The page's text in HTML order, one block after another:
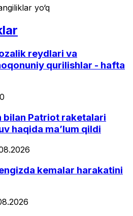
yo‘q
reydlari va
qurilishlar - hafta
bilan Patriot raketalari
haqida ma’lum qildi
kemalar harakatini